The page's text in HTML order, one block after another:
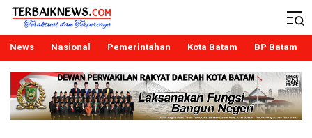
Terbaiknews
Teraktual dan Terpercaya
News Nasional Pemerintahan Kota Batam BP Batam